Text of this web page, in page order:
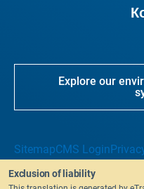
Explore our
SitemapCMS Login
Exclusion of liability